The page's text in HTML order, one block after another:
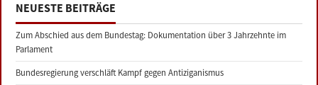
NEUESTE BEITRÄGE
Zum Abschied aus dem Bundestag: Dokumentation über 3 Jahrzehnte im
Parlament
Bundesregierung verschläft Kampf gegen Antiziganismus